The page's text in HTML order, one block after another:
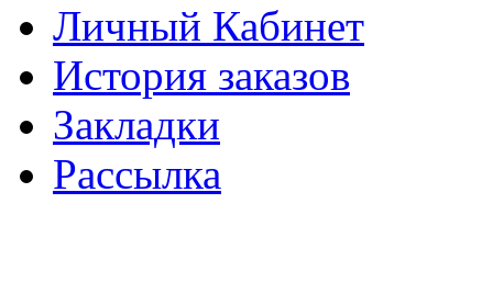
Личный Кабинет
История заказов
Закладки
Рассылка